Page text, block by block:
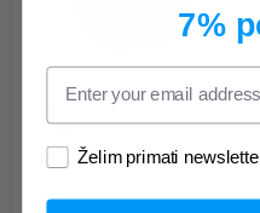
Squishy - Marvel
SPIDERMAN, 30 cm 39352
7%
Želim primati